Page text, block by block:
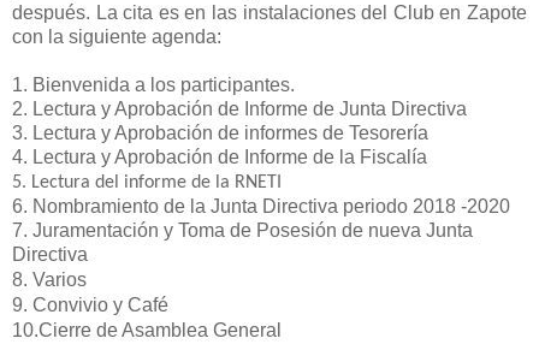
después. La cita es en las instalaciones del Club en Zapote
con la siguiente agenda:
1. Bienvenida a los participantes.
2. Lectura y Aprobación de Informe de Junta Directiva
3. Lectura y Aprobación de informes de Tesorería
4. Lectura y Aprobación de Informe de la Fiscalía
5. Lectura del informe de la RNETI
6. Nombramiento de la Junta Directiva periodo 2018 -2020
7. Juramentación y Toma de Posesión de nueva Junta
Directiva
8. Varios
9. Convivio y Café
10.Cierre de Asamblea General